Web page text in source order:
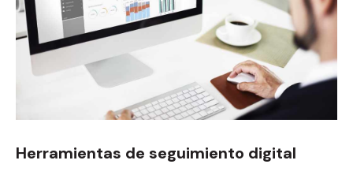
Herramientas de seguimiento digital